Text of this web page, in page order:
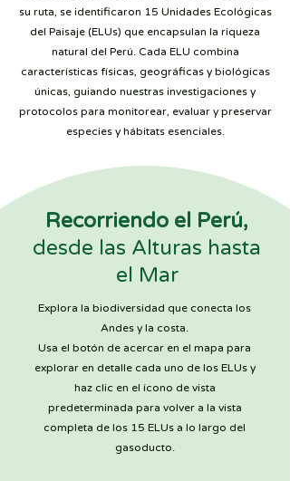
su ruta, se identificaron 15 Unidades Ecológicas
del Paisaje (ELUs) que encapsulan la riqueza
natural del Perú. Cada ELU combina
características físicas, geográficas y biológicas
únicas, guiando nuestras investigaciones y
protocolos para monitorear, evaluar y preservar
especies y hábitats esenciales.
Recorriendo el Perú,
desde las Alturas hasta
el Mar
Explora la biodiversidad que conecta los
Andes y la costa.
Usa el botón de acercar en el mapa para
explorar en detalle cada uno de los ELUs y
haz clic en el ícono de vista
predeterminada para volver a la vista
completa de los 15 ELUs a lo largo del
gasoducto.